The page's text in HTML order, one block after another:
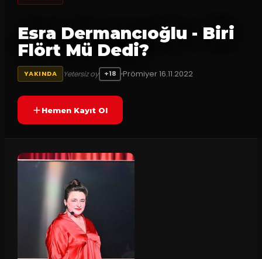
Esra Dermancıoğlu - Biri
Flört Mü Dedi?
YAKINDA Yetersiz oy +18 Prömiyer16.11.2022
Hemen Kayıt Ol